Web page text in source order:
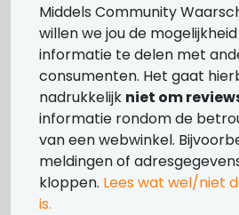
Middels Community
willen we jou de
informatie te delen met
consumenten. Het gaat
nadrukkelijk niet om
informatie rondom de
van een webwinkel.
meldingen of
kloppen. Lees wat wel/niet
is.